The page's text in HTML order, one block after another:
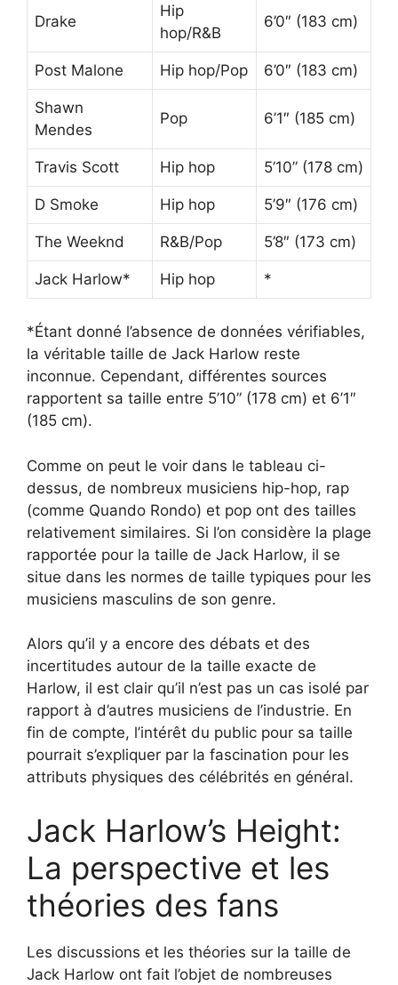
Drake
Hip
hop/R&B
6’0″ (183 cm)
Post Malone Hip hop/Pop 6’0″ (183 cm)
Shawn
Mendes
Pop 6’1″ (185 cm)
Travis Scott Hip hop 5’10” (178 cm)
D Smoke Hip hop 5’9″ (176 cm)
The Weeknd R&B/Pop 5’8″ (173 cm)
Jack Harlow* Hip hop *
*Étant donné l’absence de données vérifiables,
la véritable taille de Jack Harlow reste
inconnue. Cependant, différentes sources
rapportent sa taille entre 5’10” (178 cm) et 6’1″
(185 cm).
Comme on peut le voir dans le tableau ci-
dessus, de nombreux musiciens hip-hop, rap
(comme Quando Rondo) et pop ont des tailles
relativement similaires. Si l’on considère la plage
rapportée pour la taille de Jack Harlow, il se
situe dans les normes de taille typiques pour les
musiciens masculins de son genre.
Alors qu’il y a encore des débats et des
incertitudes autour de la taille exacte de
Harlow, il est clair qu’il n’est pas un cas isolé par
rapport à d’autres musiciens de l’industrie. En
fin de compte, l’intérêt du public pour sa taille
pourrait s’expliquer par la fascination pour les
attributs physiques des célébrités en général.
Jack Harlow’s Height:
La perspective et les
théories des fans
Les discussions et les théories sur la taille de
Jack Harlow ont fait l’objet de nombreuses